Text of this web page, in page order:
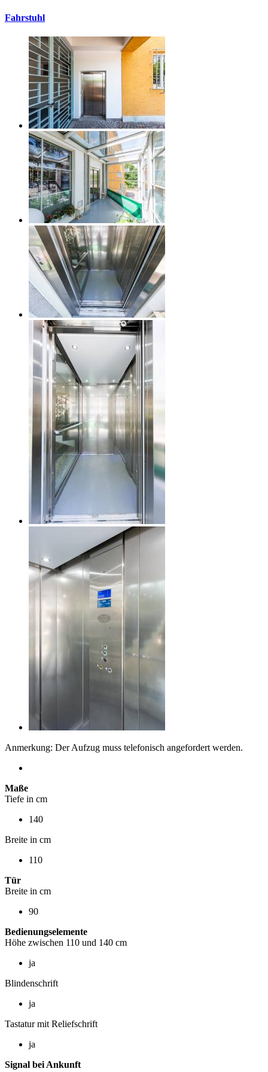
Fahrstuhl
Anmerkung: Der Aufzug muss telefonisch angefordert werden.
Maße
Tiefe in cm
140
Breite in cm
110
Tür
Breite in cm
90
Bedienungselemente
Höhe zwischen 110 und 140 cm
ja
Blindenschrift
ja
Tastatur mit Reliefschrift
ja
Signal bei Ankunft